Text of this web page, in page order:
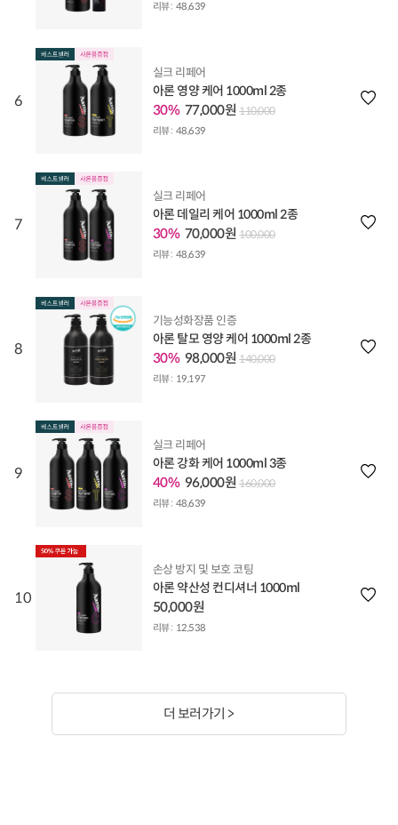
리뷰 : 48,639
6
실크 리페어
아론 영양 케어 1000ml 2종
30% 77,000원 110,000
리뷰 : 48,639
7
실크 리페어
아론 데일리 케어 1000ml 2종
30% 70,000원 100,000
리뷰 : 48,639
8
기능성화장품 인증
아론 탈모 영양 케어 1000ml 2종
30% 98,000원 140,000
리뷰 : 19,197
9
실크 리페어
아론 강화 케어 1000ml 3종
40% 96,000원 160,000
리뷰 : 48,639
10
손상 방지 및 보호 코팅
아론 약산성 컨디셔너 1000ml
50,000원
리뷰 : 12,538
더 보러가기 >